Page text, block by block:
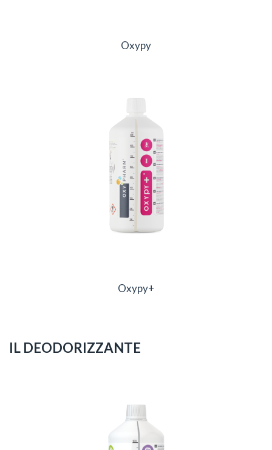
Oxypy
Oxypy+
IL DEODORIZZANTE